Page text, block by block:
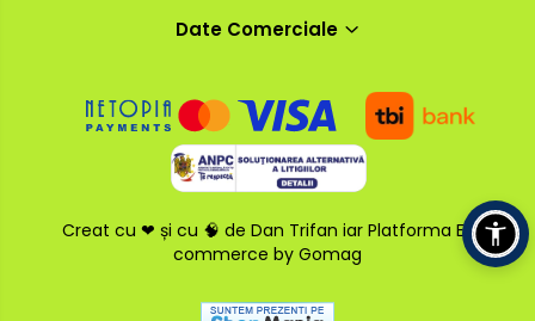
Date Comerciale
Creat cu ❤ și cu 🧠 de Dan Trifan iar Platforma E-
commerce by Gomag